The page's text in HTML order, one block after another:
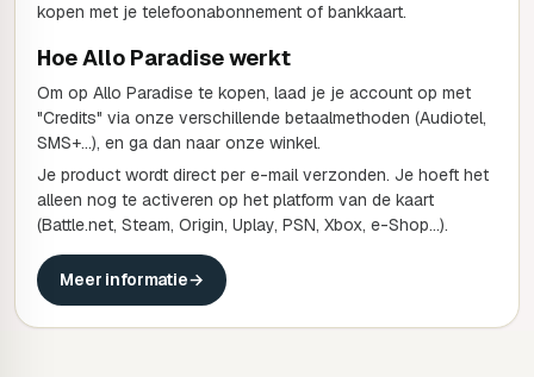
kopen met je telefoonabonnement of bankkaart.
Hoe Allo Paradise werkt
Om op Allo Paradise te kopen, laad je je account op met
"Credits" via onze verschillende betaalmethoden (Audiotel,
SMS+...), en ga dan naar onze winkel.
Je product wordt direct per e-mail verzonden. Je hoeft het
alleen nog te activeren op het platform van de kaart
(Battle.net, Steam, Origin, Uplay, PSN, Xbox, e-Shop...).
Meer informatie→